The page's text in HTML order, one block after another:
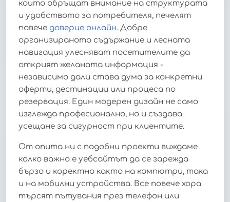
които обръщат внимание на структурата
и удобството за потребителя, печелят
повече доверие онлайн. Добре
организираното съдържание и лесната
навигация улесняват посетителите да
открият желаната информация -
независимо дали става дума за конкретни
оферти, дестинации или процеса по
резервация. Един модерен дизайн не само
изглежда професионално, но и създава
усещане за сигурност при клиентите.
От опита ни с подобни проекти виждаме
колко важно е уебсайтът да се зарежда
бързо и коректно както на компютри, така
и на мобилни устройства. Все повече хора
търсят пътувания през телефон или